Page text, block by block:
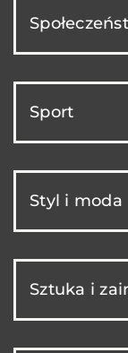
Sport
Styl i moda
Sztuka i